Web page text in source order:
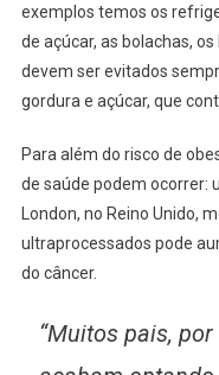
exemplos temos os
de açúcar, as bolachas,
devem ser evitados
gordura e açúcar, que
Para além do risco de
de saúde podem ocorrer:
London, no Reino Unido,
ultraprocessados pode
do câncer.
“Muitos pais,